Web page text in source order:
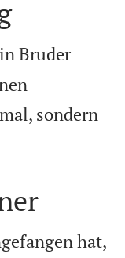
Bruder
sondern
hat,